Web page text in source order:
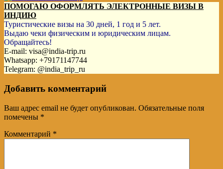
ПОМОГАЮ ОФОРМЛЯТЬ ЭЛЕКТРОННЫЕ ВИЗЫ В
ИНДИЮ
Туристические визы на 30 дней, 1 год и 5 лет.
Выдаю чеки физическим и юридическим лицам.
Обращайтесь!
E-mail: visa@india-trip.ru
Whatsapp: +79171147744
Telegram: @india_trip_ru
Добавить комментарий
Ваш адрес email не будет опубликован. Обязательные поля
помечены *
Комментарий *